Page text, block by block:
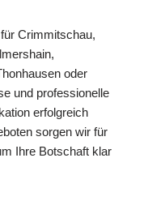
Crimmitschau,
oder
und professionelle
erfolgreich
sorgen wir für
Ihre Botschaft klar